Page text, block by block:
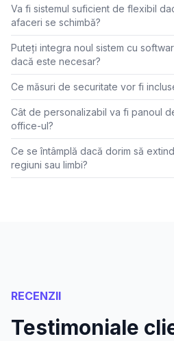
Va fi sistemul suficient de flexibil
afaceri se schimbă?
Puteți integra noul sistem cu
dacă este necesar?
Ce măsuri de securitate vor fi
Cât de personalizabil va fi panoul
office-ul?
Ce se întâmplă dacă dorim să
regiuni sau limbi?
RECENZII
Testimoniale